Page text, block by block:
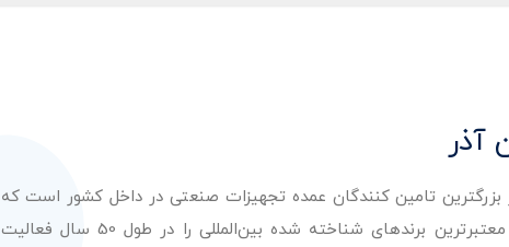
آذر
بزرگترین تامین کنندگان عمده تجهیزات صنعتی در داخل کشور است که
عرضه با کیفیت‌ترین محصولات از معتبرترین برندهای شناخته شده بین‌المللی را در طول 50 سال فعالیت